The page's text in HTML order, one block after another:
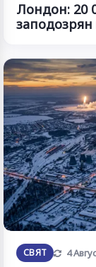
Лондон: 20
заподозрян
СВЯТ 4